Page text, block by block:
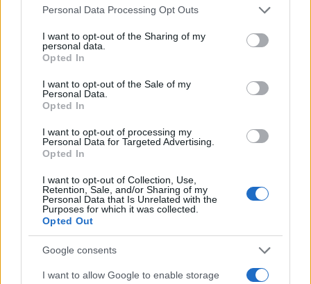
Please note that this website/app uses one or more Google
not limited to your visit or usage behaviour. You may click to
grant or deny consent to Google and its third-party tags to
use your data for below specified purposes in below Google
consent section.
Personal Data Processing Opt Outs
I want to opt-out of the Sharing of my
personal data.
Opted In
I want to opt-out of the Sale of my
Personal Data.
Opted In
I want to opt-out of processing my
Personal Data for Targeted Advertising.
Opted In
I want to opt-out of Collection, Use,
Retention, Sale, and/or Sharing of my
Personal Data that Is Unrelated with the
Purposes for which it was collected.
Opted Out
Google consents
I want to allow Google to enable storage
Google News
Condividi l'articolo
F
a
ce
b
o
o
k
T
w
it
te
r
n
re
st
h
s
A
h
re
Prossimo articolo
NOTIZIE RECENTI
Migliori agenzie per l’Attestazione SOA in Italia: